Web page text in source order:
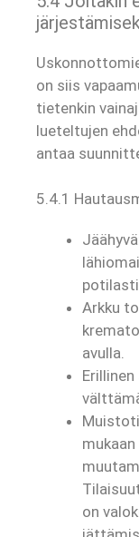
on siis
tietenkin
lueteltujen
antaa
5.4.1
Arkku
avulla.
on